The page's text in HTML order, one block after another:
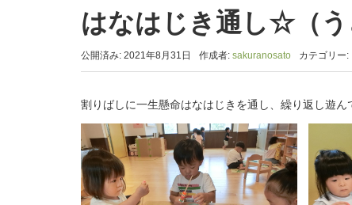
はなはじき通し☆（う
公開済み: 2021年8月31日 作成者: sakuranosato カテゴリー:
割りばしに一生懸命はなはじきを通し、繰り返し遊